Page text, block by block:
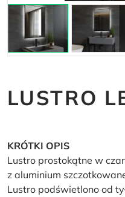
LUSTRO
KRÓTKI OPIS
Lustro prostokątne w
z aluminium
Lustro podświetlono od